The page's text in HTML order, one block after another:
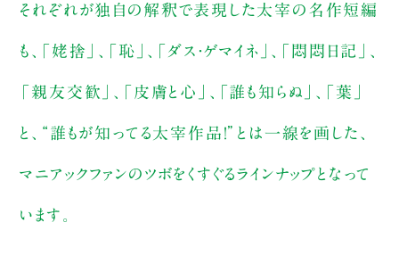
それぞれが独自の解釈で表現した太宰の名作短編
も、「姥捨」、「恥」、「ダス・ゲマイネ」、「悶悶日記」、
「親友交歓」、「皮膚と心」、「誰も知らぬ」、「葉」
と、“誰もが知ってる太宰作品！”とは一線を画した、
マニアックファンのツボをくすぐるラインナップとなって
います。